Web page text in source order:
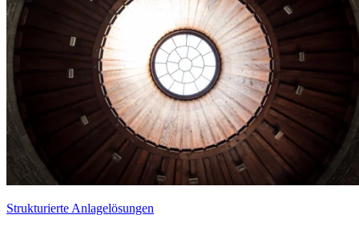
Strukturierte Anlagelösungen